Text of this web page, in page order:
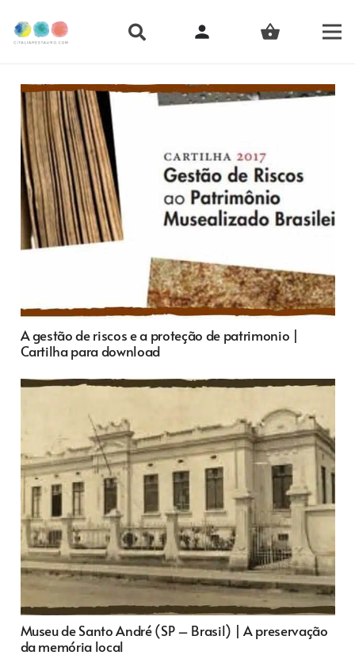
person shopping_basket
A gestão de riscos e a proteção de patrimonio |
Cartilha para download
Museu de Santo André (SP – Brasil) | A preservação
da memória local